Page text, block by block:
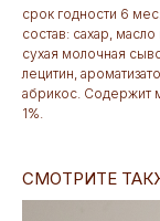
срок годности 6
состав: сахар,
сухая молочная
лецитин,
абрикос. Содержит
1%.
СМОТРИТЕ